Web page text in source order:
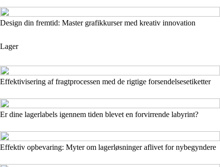
Design din fremtid: Master grafikkurser med kreativ innovation
Lager
Effektivisering af fragtprocessen med de rigtige forsendelsesetiketter
Er dine lagerlabels igennem tiden blevet en forvirrende labyrint?
Effektiv opbevaring: Myter om lagerløsninger aflivet for nybegyndere